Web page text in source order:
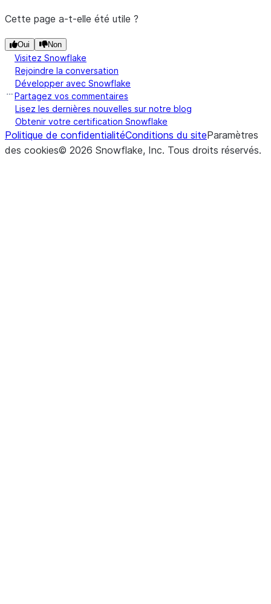
Cette page a-t-elle été utile ?
Oui Non
Visitez Snowflake
Rejoindre la conversation
Développer avec Snowflake
Partagez vos commentaires
Lisez les dernières nouvelles sur notre blog
Obtenir votre certification Snowflake
Politique de confidentialitéConditions du siteParamètres
des cookies© 2026 Snowflake, Inc. Tous droits réservés.